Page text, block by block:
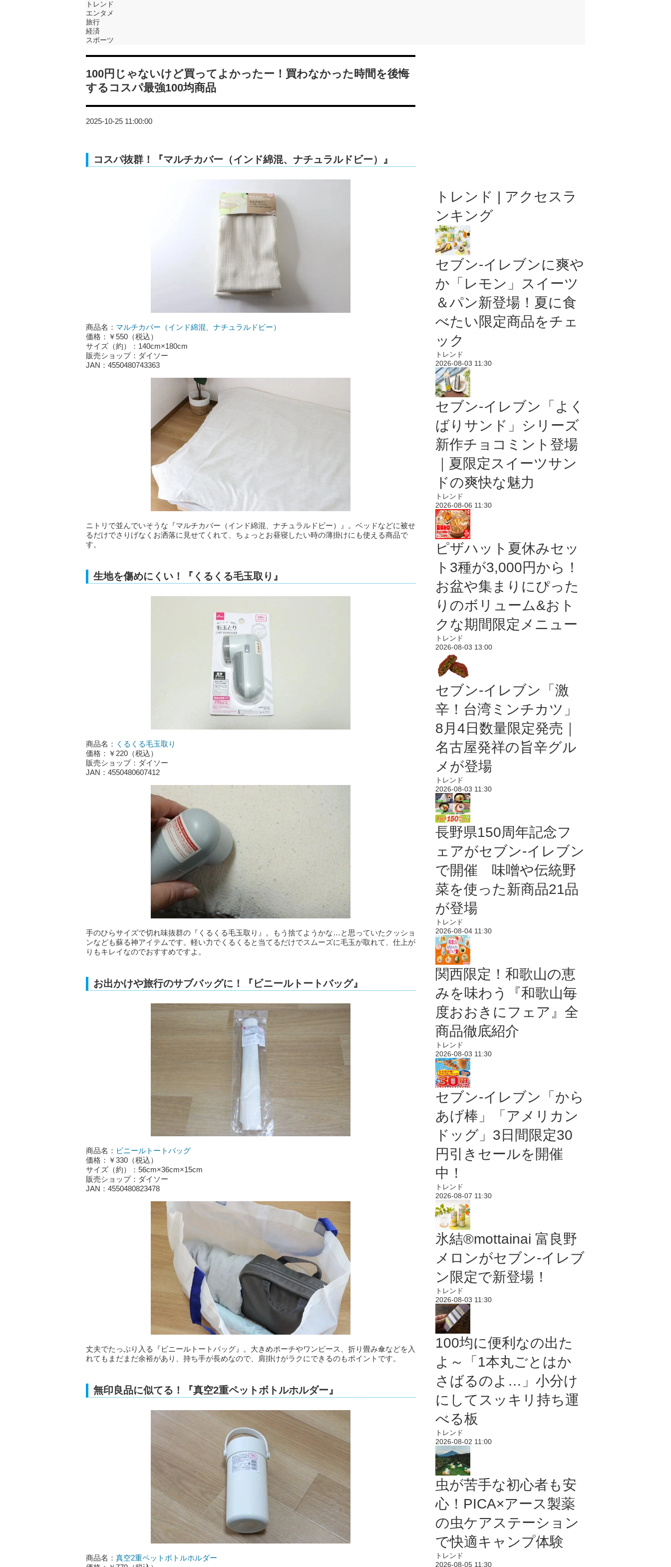
トレンド
エンタメ
旅行
経済
スポーツ
100円じゃないけど買ってよかったー！買わなかった時間を後悔
するコスパ最強100均商品
2025-10-25 11:00:00
コスパ抜群！『マルチカバー（インド綿混、ナチュラルドビー）』
商品名： マルチカバー（インド綿混、ナチュラルドビー）
価格：￥550（税込）
サイズ（約）：140cm×180cm
販売ショップ：ダイソー
JAN：4550480743363
ニトリで並んでいそうな『マルチカバー（インド綿混、ナチュラルドビー）』。ベッドなどに被せ
るだけでさりげなくお洒落に見せてくれて、ちょっとお昼寝したい時の薄掛けにも使える商品で
す。
生地を傷めにくい！『くるくる毛玉取り』
商品名： くるくる毛玉取り
価格：￥220（税込）
販売ショップ：ダイソー
JAN：4550480607412
手のひらサイズで切れ味抜群の『くるくる毛玉取り』。もう捨てようかな…と思っていたクッショ
ンなども蘇る神アイテムです。軽い力でくるくると当てるだけでスムーズに毛玉が取れて、仕上が
りもキレイなのでおすすめですよ。
お出かけや旅行のサブバッグに！『ビニールトートバッグ』
商品名： ビニールトートバッグ
価格：￥330（税込）
サイズ（約）：56cm×36cm×15cm
販売ショップ：ダイソー
JAN：4550480823478
丈夫でたっぷり入る『ビニールトートバッグ』。大きめポーチやワンピース、折り畳み傘などを入
れてもまだまだ余裕があり、持ち手が長めなので、肩掛けがラクにできるのもポイントです。
無印良品に似てる！『真空2重ペットボトルホルダー』
商品名： 真空2重ペットボトルホルダー
トレンド | アクセスラ
ンキング
セブン‐イレブンに爽や
か「レモン」スイーツ
＆パン新登場！夏に食
べたい限定商品をチェ
ック
トレンド
2026-08-03 11:30
セブン‐イレブン「よく
ばりサンド」シリーズ
新作チョコミント登場
｜夏限定スイーツサン
ドの爽快な魅力
トレンド
2026-08-06 11:30
ピザハット夏休みセッ
ト3種が3,000円から！
お盆や集まりにぴった
りのボリューム&おト
クな期間限定メニュー
トレンド
2026-08-03 13:00
セブン-イレブン「激
辛！台湾ミンチカツ」
8月4日数量限定発売｜
名古屋発祥の旨辛グル
メが登場
トレンド
2026-08-03 11:30
長野県150周年記念フ
ェアがセブン-イレブン
で開催 味噌や伝統野
菜を使った新商品21品
が登場
トレンド
2026-08-04 11:30
関西限定！和歌山の恵
みを味わう『和歌山毎
度おおきにフェア』全
商品徹底紹介
トレンド
2026-08-03 11:30
セブン‐イレブン「から
あげ棒」「アメリカン
ドッグ」3日間限定30
円引きセールを開催
中！
トレンド
2026-08-07 11:30
氷結®mottainai 富良野
メロンがセブン‐イレブ
ン限定で新登場！
トレンド
2026-08-03 11:30
100均に便利なの出た
よ～「1本丸ごとはか
さばるのよ…」小分け
にしてスッキリ持ち運
べる板
トレンド
2026-08-02 11:00
虫が苦手な初心者も安
心！PICA×アース製薬
の虫ケアステーション
で快適キャンプ体験
トレンド
2026-08-05 11:30